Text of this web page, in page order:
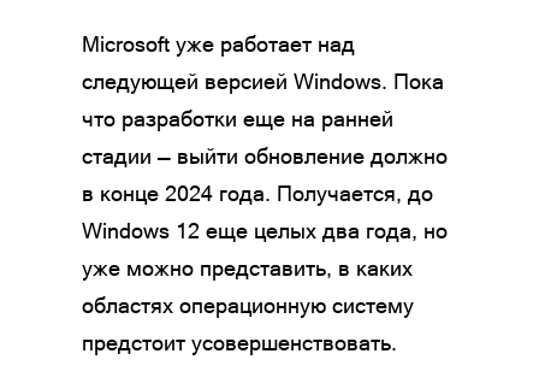
Microsoft уже работает над
следующей версией Windows. Пока
что разработки еще на ранней
стадии — выйти обновление должно
в конце 2024 года. Получается, до
Windows 12 еще целых два года, но
уже можно представить, в каких
областях операционную систему
предстоит усовершенствовать.